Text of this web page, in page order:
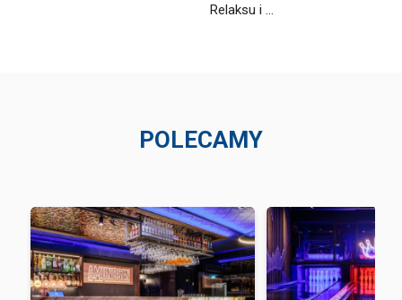
Relaksu i ...
POLECAMY